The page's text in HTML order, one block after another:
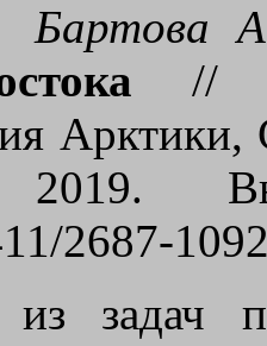
Бартова
//
Арктики,
2019.
2687-
задач